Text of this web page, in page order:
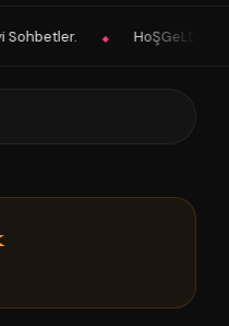
Keyifli Eğlenceli Hoş Vakitler